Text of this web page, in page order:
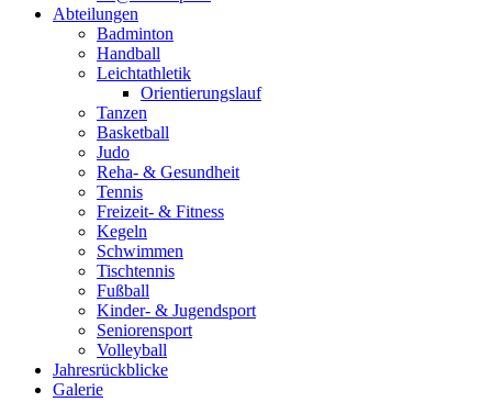
Abteilungen
Badminton
Handball
Leichtathletik
Orientierungslauf
Tanzen
Basketball
Judo
Reha- & Gesundheit
Tennis
Freizeit- & Fitness
Kegeln
Schwimmen
Tischtennis
Fußball
Kinder- & Jugendsport
Seniorensport
Volleyball
Jahresrückblicke
Galerie